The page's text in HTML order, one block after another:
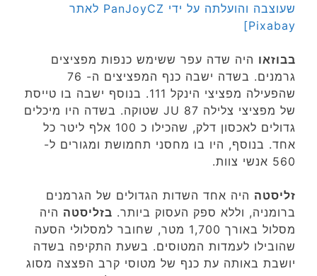
שעוצבה והועלתה על ידי PanJoyCZ לאתר
Pixabay]
בבוזאו היה שדה עפר ששימש כנפות מפציצים
גרמנים. בשדה ישבה כנף המפציצים ה- 76
שהפעילה מפציצי הינקל 111. בנוסף ישבה בו טייסת
של מפציצי צלילה JU 87 שטוקה. בשדה היו מיכלים
גדולים לאכסון דלק, שהכילו כ 100 אלף ליטר כל
אחד. בנוסף, היו בו מחסני תחמושת ומגורים ל-
560 אנשי צוות.
זליסטה היה אחד השדות הגדולים של הגרמנים
ברומניה, וללא ספק העסוק ביותר. בזליסטה היה
מסלול באורך 1,700 מטר, שחובר למסלולי הסעה
שהובילו לעמדות המטוסים. בשעת התקיפה בשדה
יושבת באותה עת כנף של מטוסי קרב הפצצה מסוג